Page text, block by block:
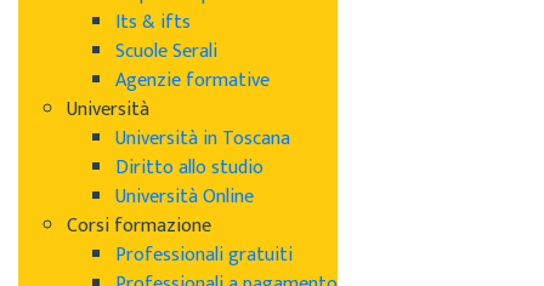
Its & ifts
Scuole Serali
Agenzie formative
Università
Università in Toscana
Diritto allo studio
Università Online
Corsi formazione
Professionali gratuiti